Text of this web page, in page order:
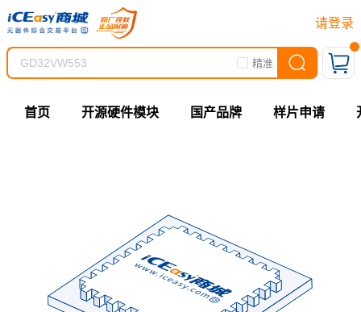
请登录
精准
首页 开源硬件模块 国产品牌 样片申请